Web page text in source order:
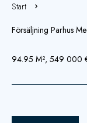
Start
Försäljning Parhus
94.95 M², 549 000